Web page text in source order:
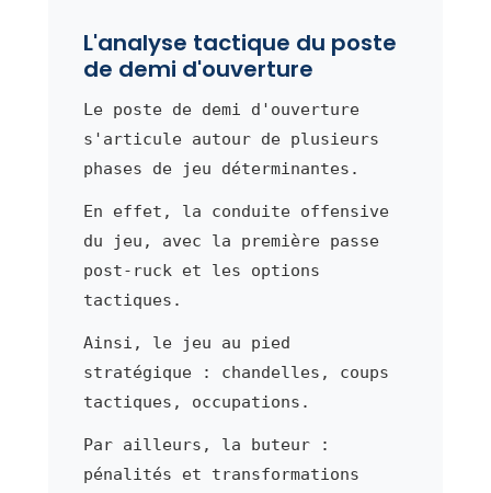
L'analyse tactique du poste
de demi d'ouverture
Le poste de demi d'ouverture
s'articule autour de plusieurs
phases de jeu déterminantes.
En effet, la conduite offensive
du jeu, avec la première passe
post-ruck et les options
tactiques.
Ainsi, le jeu au pied
stratégique : chandelles, coups
tactiques, occupations.
Par ailleurs, la buteur :
pénalités et transformations